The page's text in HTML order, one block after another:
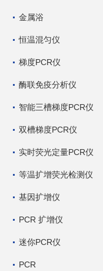
金属浴
恒温混匀仪
梯度PCR仪
酶联免疫分析仪
智能三槽梯度PCR仪
双槽梯度PCR仪
实时荧光定量PCR仪
等温扩增荧光检测仪
基因扩增仪
PCR 扩增仪
迷你PCR仪
PCR